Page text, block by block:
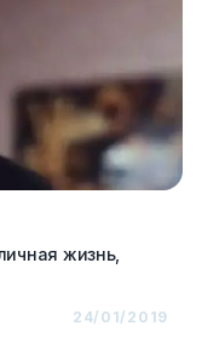
жизнь,
24/01/2019